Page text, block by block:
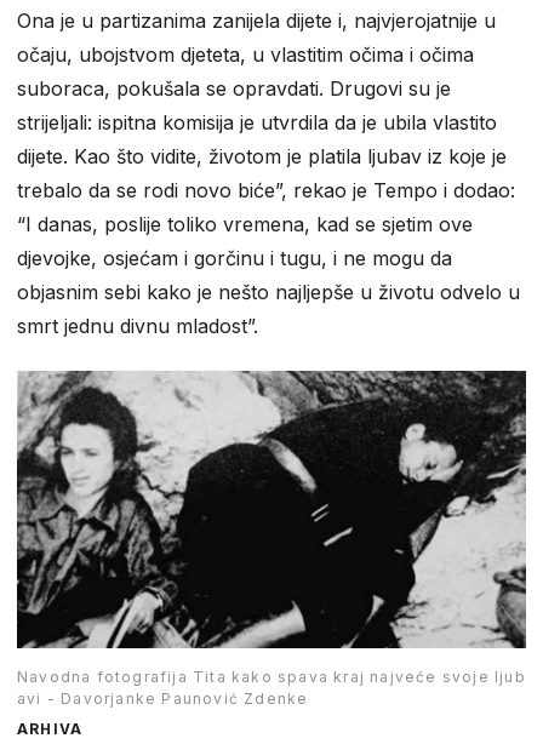
Ona je u partizanima zanijela dijete i, najvjerojatnije u
očaju, ubojstvom djeteta, u vlastitim očima i očima
suboraca, pokušala se opravdati. Drugovi su je
strijeljali: ispitna komisija je utvrdila da je ubila vlastito
dijete. Kao što vidite, životom je platila ljubav iz koje je
trebalo da se rodi novo biće”, rekao je Tempo i dodao:
“I danas, poslije toliko vremena, kad se sjetim ove
djevojke, osjećam i gorčinu i tugu, i ne mogu da
objasnim sebi kako je nešto najljepše u životu odvelo u
smrt jednu divnu mladost”.
Navodna fotografija Tita kako spava kraj najveće svoje ljub
avi - Davorjanke Paunović Zdenke
ARHIVA